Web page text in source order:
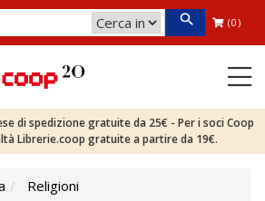
(0)
di spedizione gratuite da 25€ - Per i soci Coop
Librerie.coop gratuite a partire da 19€.
Religioni